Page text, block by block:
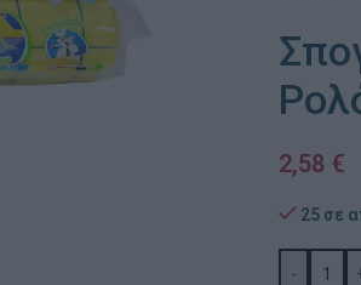
2,58 €
25 σε
-